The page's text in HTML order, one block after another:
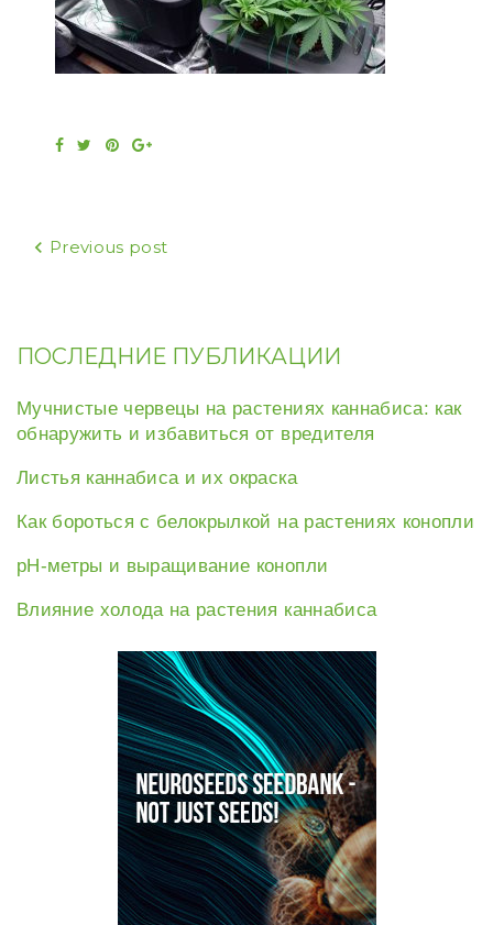
Facebook
TwitterPinterestGoogle+
Навигация
Previous post
ПОСЛЕДНИЕ ПУБЛИКАЦИИ
Мучнистые червецы на растениях каннабиса: как
обнаружить и избавиться от вредителя
Листья каннабиса и их окраска
Как бороться с белокрылкой на растениях конопли
рН-метры и выращивание конопли
Влияние холода на растения каннабиса